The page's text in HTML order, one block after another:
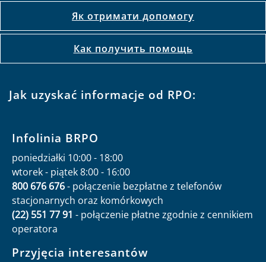
Як отримати допомогу
Как получить помощь
Jak uzyskać informacje od RPO:
Infolinia BRPO
poniedziałki 10:00 - 18:00
wtorek - piątek 8:00 - 16:00
800 676 676- połączenie bezpłatne z telefonów
stacjonarnych oraz komórkowych
(22) 551 77 91 - połączenie płatne zgodnie z cennikiem
operatora
Przyjęcia interesantów